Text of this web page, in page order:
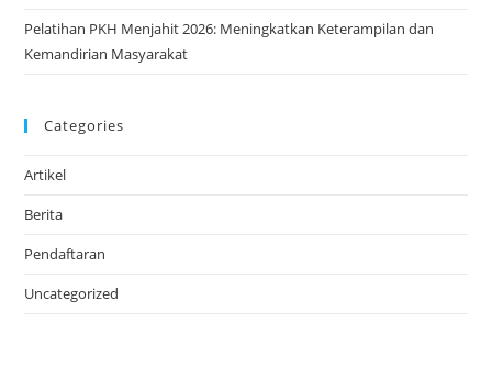
Pelatihan PKH Menjahit 2026: Meningkatkan Keterampilan dan
Kemandirian Masyarakat
Categories
Artikel
Berita
Pendaftaran
Uncategorized